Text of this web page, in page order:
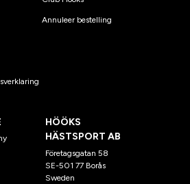
Annuleer bestelling
HÖÖKS
HÄSTSPORT AB
Företagsgatan 58
SE-501 77 Borås
Sweden